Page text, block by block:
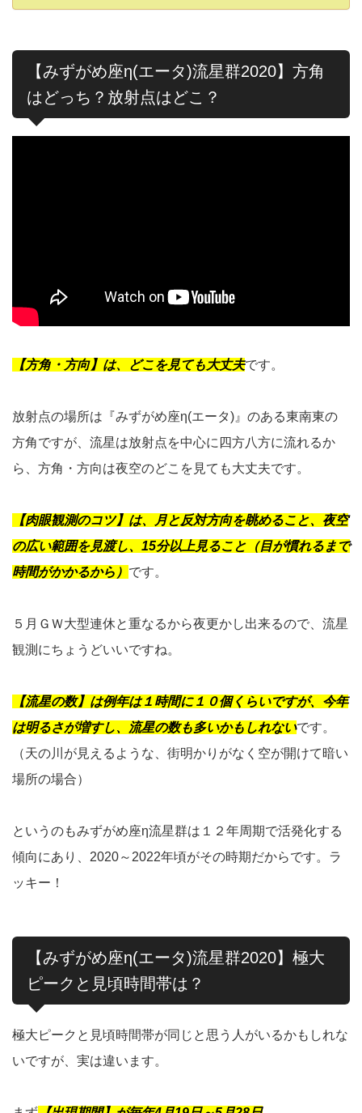
【みずがめ座η(エータ)流星群2020】方角
はどっち？放射点はどこ？
【方角・方向】は、どこを見ても大丈夫です。
放射点の場所は『みずがめ座η(エータ)』のある東南東の
方角ですが、流星は放射点を中心に四方八方に流れるか
ら、方角・方向は夜空のどこを見ても大丈夫です。
【肉眼観測のコツ】は、月と反対方向を眺めること、夜空
の広い範囲を見渡し、15分以上見ること（目が慣れるまで
時間がかかるから） です。
５月ＧＷ大型連休と重なるから夜更かし出来るので、流星
観測にちょうどいいですね。
【流星の数】は例年は１時間に１０個くらいですが、今年
は明るさが増すし、流星の数も多いかもしれないです。
（天の川が見えるような、街明かりがなく空が開けて暗い
場所の場合）
というのもみずがめ座η流星群は１２年周期で活発化する
傾向にあり、2020～2022年頃がその時期だからです。ラ
ッキー！
【みずがめ座η(エータ)流星群2020】極大
ピークと見頃時間帯は？
極大ピークと見頃時間帯が同じと思う人がいるかもしれな
いですが、実は違います。